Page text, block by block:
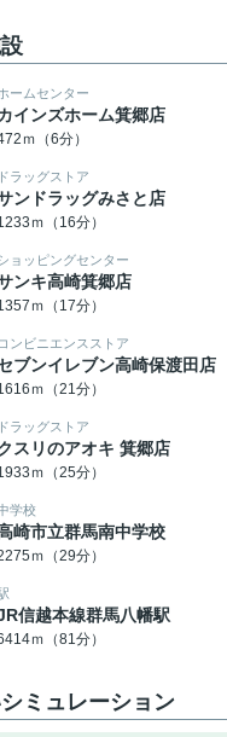
ームセンター
インズホーム箕郷店
ｍ（6分）
ドラッグストア
ンドラッグみさと店
ｍ（16分）
ョッピングセンター
ンキ高崎箕郷店
ｍ（17分）
コンビニエンスストア
ブンイレブン高崎保渡田店
ｍ（21分）
ドラッグストア
スリのアオキ 箕郷店
ｍ（25分）
学校
崎市立群馬南中学校
ｍ（29分）
信越本線群馬八幡駅
ｍ（81分）
ミュレーション